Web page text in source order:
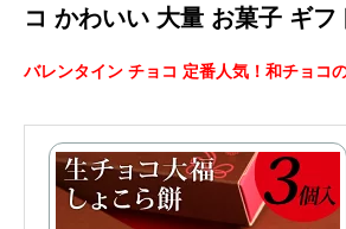
コ かわいい 大量 お菓子 ギフ
バレンタイン チョコ 定番人気！和チョコ